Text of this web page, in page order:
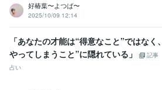
好椿葉〜よつば〜
2025/10/09 12:14
「あなたの才能は“得意なこと”ではなく
やってしまうこと”に隠れている」
記事
占い